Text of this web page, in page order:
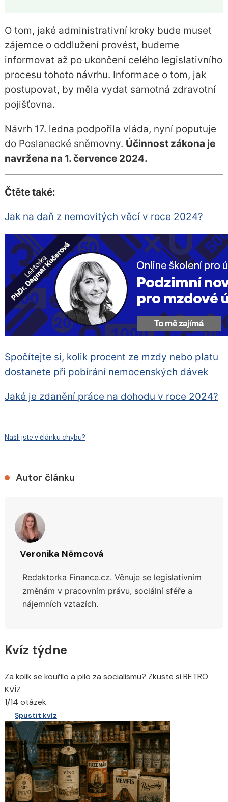
O tom, jaké administrativní kroky bude muset
zájemce o oddlužení provést, budeme
informovat až po ukončení celého legislativního
procesu tohoto návrhu. Informace o tom, jak
postupovat, by měla vydat samotná zdravotní
pojišťovna.
Návrh 17. ledna podpořila vláda, nyní poputuje
do Poslanecké sněmovny. Účinnost zákona je
navržena na 1. července 2024.
Čtěte také:
Jak na daň z nemovitých věcí v roce 2024?
Spočítejte si, kolik procent ze mzdy nebo platu
dostanete při pobírání nemocenských dávek
Jaké je zdanění práce na dohodu v roce 2024?
Našli jste v článku chybu?
Autor článku
Veronika Němcová
Redaktorka Finance.cz. Věnuje se legislativním
změnám v pracovním právu, sociální sféře a
nájemních vztazích.
Kvíz týdne
Za kolik se kouřilo a pilo za socialismu? Zkuste si RETRO
KVÍZ
1/14 otázek
Spustit kvíz